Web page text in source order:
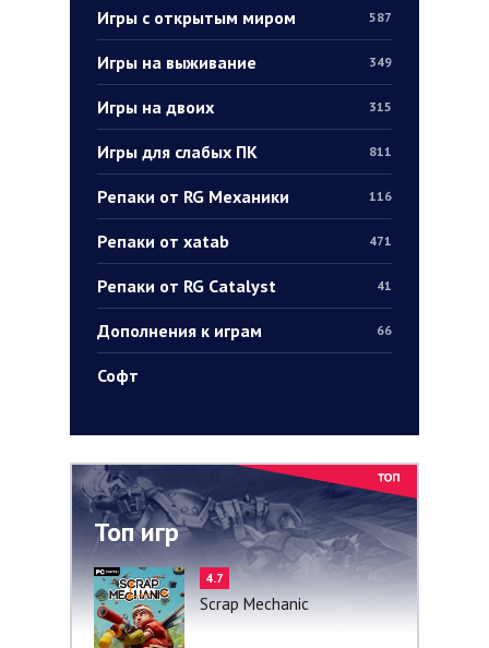
Игры с открытым миром 587
Игры на выживание 349
Игры на двоих 315
Игры для слабых ПК 811
Репаки от RG Механики 116
Репаки от xatab 471
Репаки от RG Catalyst 41
Дополнения к играм 66
Софт
Топ игр
4.7
Scrap Mechanic